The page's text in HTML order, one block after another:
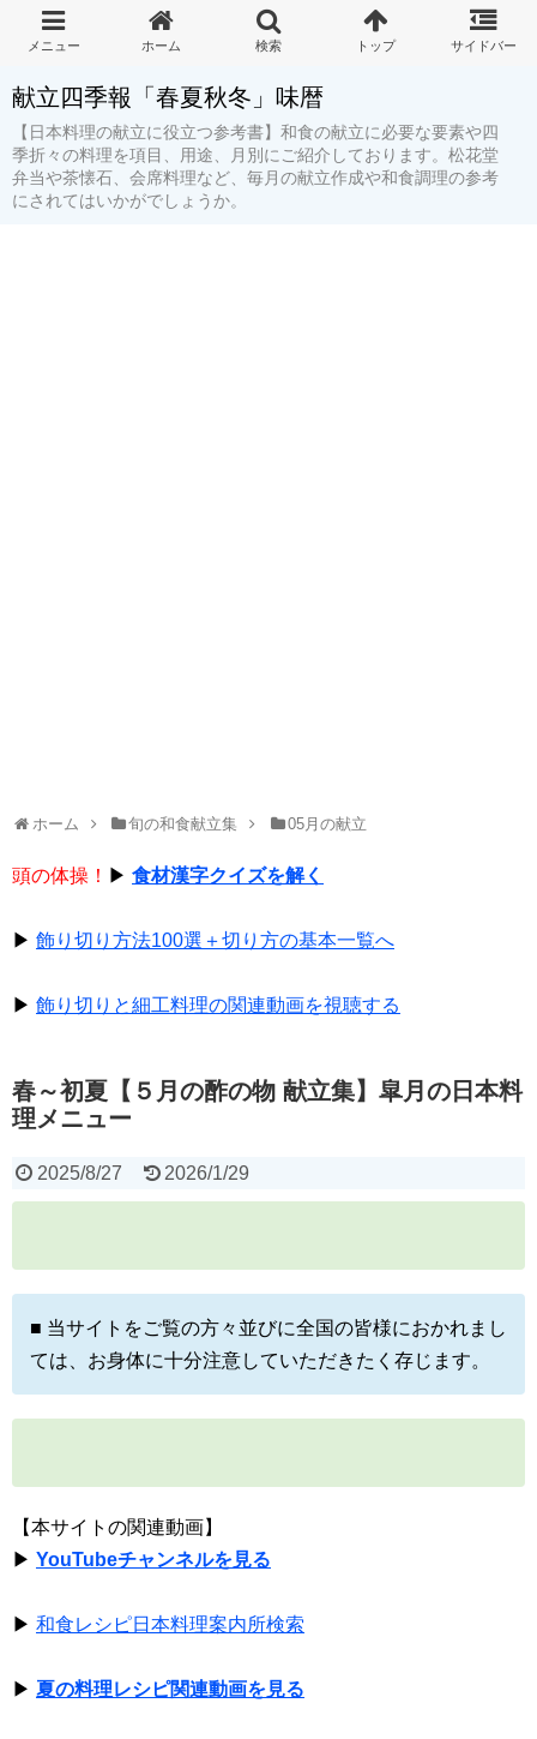
献立四季報「春夏秋冬」味暦
【日本料理の献立に役立つ参考書】和食の献立に必要な要素や四
季折々の料理を項目、用途、月別にご紹介しております。松花堂
弁当や茶懐石、会席料理など、毎月の献立作成や和食調理の参考
にされてはいかがでしょうか。
ホーム 旬の和食献立集 05月の献立
頭の体操！ ▶ 食材漢字クイズを解く
▶ 飾り切り方法100選＋切り方の基本一覧へ
▶ 飾り切りと細工料理の関連動画を視聴する
春～初夏【５月の酢の物 献立集】皐月の日本料
理メニュー
2025/8/27 2026/1/29
■ 当サイトをご覧の方々並びに全国の皆様におかれまし
ては、お身体に十分注意していただきたく存じます。
【本サイトの関連動画】
▶ YouTubeチャンネルを見る
▶ 和食レシピ日本料理案内所検索
▶ 夏の料理レシピ関連動画を見る